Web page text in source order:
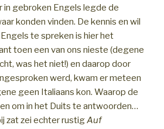
in gebroken Engels legde de
konden vinden. De kennis en wil
te spreken is hier het
toen een van ons nieste (degene
was het niet!) en daarop door
werd, kwam er meteen
geen Italiaans kon. Waarop de
om in het Duits te antwoorden…
zat zei echter rustigAuf